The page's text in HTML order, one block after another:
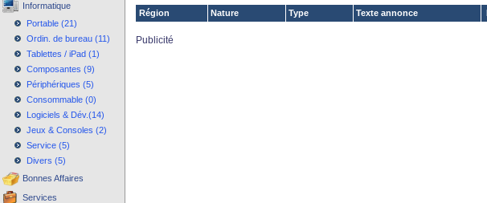
Informatique
Portable (21)
Ordin. de bureau (11)
Tablettes / iPad (1)
Composantes (9)
Périphériques (5)
Consommable (0)
Logiciels & Dév.(14)
Jeux & Consoles (2)
Service (5)
Divers (5)
Bonnes Affaires
Services
Région
Nature Type Texte annonce
Publicité